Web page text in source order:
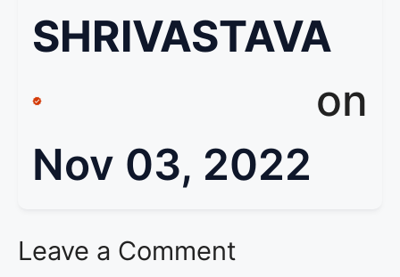
SHRIVASTAVA
on
Nov 03, 2022
Leave a Comment